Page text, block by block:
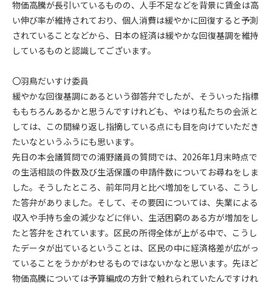
物価高騰が長引いているものの、人手不足などを背景に賃金は高
い伸び率が維持されており、個人消費は緩やかに回復すると予測
されていることなどから、日本の経済は緩やかな回復基調を維持
しているものと認識してございます。
〇羽鳥だいすけ委員
緩やかな回復基調にあるという御答弁でしたが、そういった指標
ももちろんあるかと思うんですけれども、やはり私たちの会派と
しては、この間繰り返し指摘している点にも目を向けていただき
たいなというふうにも思います。
先日の本会議質問での浦野議員の質問では、2026年1月末時点で
の生活相談の件数及び生活保護の申請件数についてお尋ねをしま
した。そうしたところ、前年同月と比べ増加をしている、こうし
た答弁がありました。そして、その要因については、失業による
収入や手持ち金の減少などに伴い、生活困窮のある方が増加をし
たと答弁をされています。区民の所得全体が上がる中で、こうし
たデータが出ているということは、区民の中に経済格差が広がっ
ていることをうかがわせるものではないかなと思います。先ほど
物価高騰については予算編成の方針で触れられていたんですけれ